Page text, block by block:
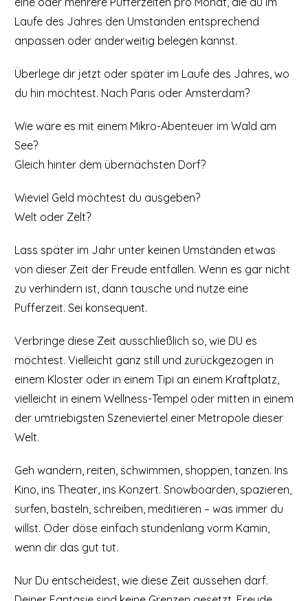
Laufe des Jahres den Umständen entsprechend
anpassen oder anderweitig belegen kannst.
Überlege dir jetzt oder später im Laufe des Jahres, wo
du hin möchtest. Nach Paris oder Amsterdam?
Wie wäre es mit einem Mikro-Abenteuer im Wald am
See?
Gleich hinter dem übernächsten Dorf?
Wieviel Geld möchtest du ausgeben?
Welt oder Zelt?
Lass später im Jahr unter keinen Umständen etwas
von dieser Zeit der Freude entfallen. Wenn es gar nicht
zu verhindern ist, dann tausche und nutze eine
Pufferzeit. Sei konsequent.
Verbringe diese Zeit ausschließlich so, wie DU es
möchtest. Vielleicht ganz still und zurückgezogen in
einem Kloster oder in einem Tipi an einem Kraftplatz,
vielleicht in einem Wellness-Tempel oder mitten in einem
der umtriebigsten Szeneviertel einer Metropole dieser
Welt.
Geh wandern, reiten, schwimmen, shoppen, tanzen. Ins
Kino, ins Theater, ins Konzert. Snowboarden, spazieren,
surfen, basteln, schreiben, meditieren – was immer du
willst. Oder döse einfach stundenlang vorm Kamin,
wenn dir das gut tut.
Nur Du entscheidest, wie diese Zeit aussehen darf.